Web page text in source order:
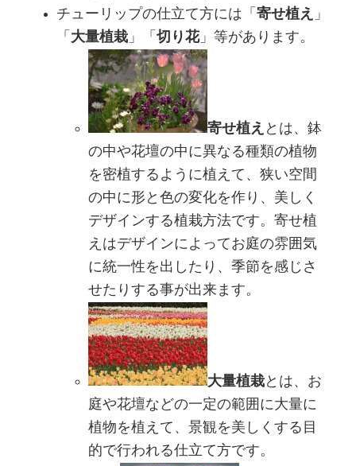
チューリップの仕立て方には「寄せ植え
」
「 大量植栽 」「切り花」等があります。
寄せ植え とは、鉢
の中や花壇の中に異なる種類の植物
を密植するように植えて、狭い空間
の中に形と色の変化を作り、美しく
デザインする植栽方法です。寄せ植
えはデザインによってお庭の雰囲気
に統一性を出したり、季節を感じさ
せたりする事が出来ます。
大量植栽とは、お
庭や花壇などの一定の範囲に大量に
植物を植えて、景観を美しくする目
的で行われる仕立て方です。